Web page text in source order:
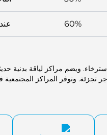
60%
ويضم مراكز لياقة بدنية
وتوفر المراكز المجتمعية